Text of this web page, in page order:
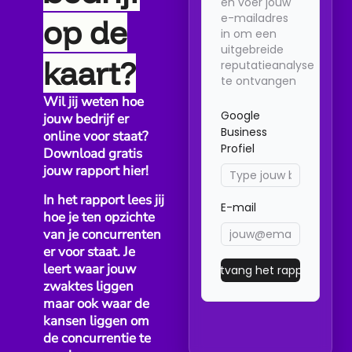
Waarom doorlopend om reviews vragen beter werkt dan...
BEDRIJFSBEHEER BEDRIJFSGROEI BEDRIJFSMARKETING
Wanneer is TikToon interessant voor
kleine bedrijven?
Voor veel kleine bedrijven zijn Google reviews belangrijk,...
op de
kaart?
Wil jij weten hoe
jouw bedrijf er
online voor staat?
Download gratis
jouw rapport hier!
In het rapport lees jij
hoe je ten opzichte
van je concurrenten
er voor staat. Je
leert waar jouw
zwaktes liggen
maar ook waar de
kansen liggen om
de concurrentie te